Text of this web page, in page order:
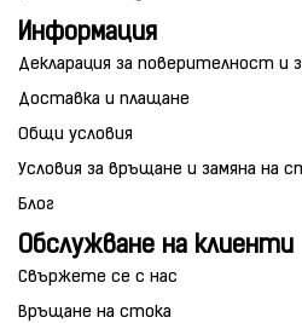
Информация
Декларация за поверителност и
Доставка и плащане
Общи условия
Условия за връщане и замяна на
Блог
Обслужване на клиенти
Свържете се с нас
Връщане на стока